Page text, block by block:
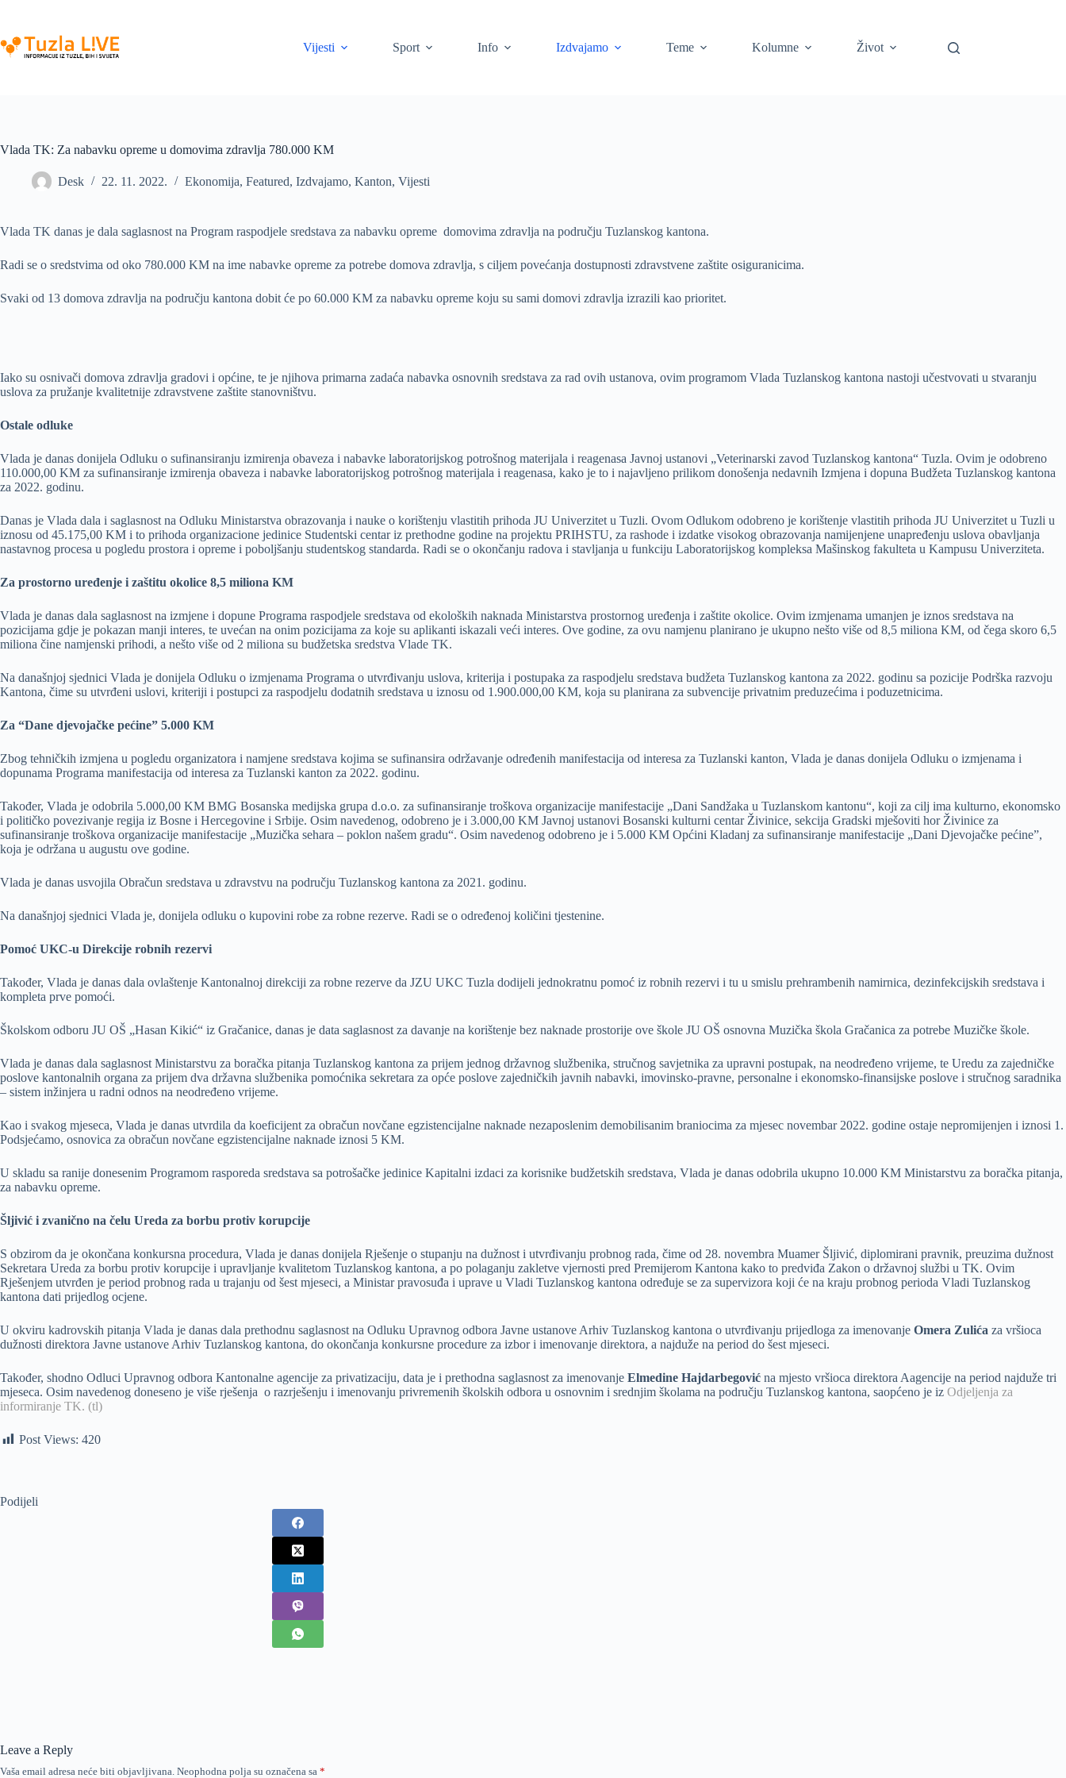
content
Vijesti
Sport Info Izdvajamo Teme Kolumne Život
Vlada TK: Za nabavku opreme u domovima zdravlja 780.000 KM
Desk 22. 11. 2022. Ekonomija, Featured, Izdvajamo, Kanton, Vijesti
Vlada TK danas je dala saglasnost na Program raspodjele sredstava za nabavku opreme domovima zdravlja na području Tuzlanskog kantona.
Radi se o sredstvima od oko 780.000 KM na ime nabavke opreme za potrebe domova zdravlja, s ciljem povećanja dostupnosti zdravstvene zaštite osiguranicima.
Svaki od 13 domova zdravlja na području kantona dobit će po 60.000 KM za nabavku opreme koju su sami domovi zdravlja izrazili kao prioritet.
Iako su osnivači domova zdravlja gradovi i općine, te je njihova primarna zadaća nabavka osnovnih sredstava za rad ovih ustanova, ovim programom Vlada Tuzlanskog kantona nastoji učestvovati u stvaranju
uslova za pružanje kvalitetnije zdravstvene zaštite stanovništvu.
Ostale odluke
Vlada je danas donijela Odluku o sufinansiranju izmirenja obaveza i nabavke laboratorijskog potrošnog materijala i reagenasa Javnoj ustanovi „Veterinarski zavod Tuzlanskog kantona“ Tuzla. Ovim je odobreno
110.000,00 KM za sufinansiranje izmirenja obaveza i nabavke laboratorijskog potrošnog materijala i reagenasa, kako je to i najavljeno prilikom donošenja nedavnih Izmjena i dopuna Budžeta Tuzlanskog kantona
za 2022. godinu.
Danas je Vlada dala i saglasnost na Odluku Ministarstva obrazovanja i nauke o korištenju vlastitih prihoda JU Univerzitet u Tuzli. Ovom Odlukom odobreno je korištenje vlastitih prihoda JU Univerzitet u Tuzli u
iznosu od 45.175,00 KM i to prihoda organizacione jedinice Studentski centar iz prethodne godine na projektu PRIHSTU, za rashode i izdatke visokog obrazovanja namijenjene unapređenju uslova obavljanja
nastavnog procesa u pogledu prostora i opreme i poboljšanju studentskog standarda. Radi se o okončanju radova i stavljanja u funkciju Laboratorijskog kompleksa Mašinskog fakulteta u Kampusu Univerziteta.
Za prostorno uređenje i zaštitu okolice 8,5 miliona KM
Vlada je danas dala saglasnost na izmjene i dopune Programa raspodjele sredstava od ekoloških naknada Ministarstva prostornog uređenja i zaštite okolice. Ovim izmjenama umanjen je iznos sredstava na
pozicijama gdje je pokazan manji interes, te uvećan na onim pozicijama za koje su aplikanti iskazali veći interes. Ove godine, za ovu namjenu planirano je ukupno nešto više od 8,5 miliona KM, od čega skoro 6,5
miliona čine namjenski prihodi, a nešto više od 2 miliona su budžetska sredstva Vlade TK.
Na današnjoj sjednici Vlada je donijela Odluku o izmjenama Programa o utvrđivanju uslova, kriterija i postupaka za raspodjelu sredstava budžeta Tuzlanskog kantona za 2022. godinu sa pozicije Podrška razvoju
Kantona, čime su utvrđeni uslovi, kriteriji i postupci za raspodjelu dodatnih sredstava u iznosu od 1.900.000,00 KM, koja su planirana za subvencije privatnim preduzećima i poduzetnicima.
Za “Dane djevojačke pećine” 5.000 KM
Zbog tehničkih izmjena u pogledu organizatora i namjene sredstava kojima se sufinansira održavanje određenih manifestacija od interesa za Tuzlanski kanton, Vlada je danas donijela Odluku o izmjenama i
dopunama Programa manifestacija od interesa za Tuzlanski kanton za 2022. godinu.
Također, Vlada je odobrila 5.000,00 KM BMG Bosanska medijska grupa d.o.o. za sufinansiranje troškova organizacije manifestacije „Dani Sandžaka u Tuzlanskom kantonu“, koji za cilj ima kulturno, ekonomsko
i političko povezivanje regija iz Bosne i Hercegovine i Srbije. Osim navedenog, odobreno je i 3.000,00 KM Javnoj ustanovi Bosanski kulturni centar Živinice, sekcija Gradski mješoviti hor Živinice za
sufinansiranje troškova organizacije manifestacije „Muzička sehara – poklon našem gradu“. Osim navedenog odobreno je i 5.000 KM Općini Kladanj za sufinansiranje manifestacije „Dani Djevojačke pećine”,
koja je održana u augustu ove godine.
Vlada je danas usvojila Obračun sredstava u zdravstvu na području Tuzlanskog kantona za 2021. godinu.
Na današnjoj sjednici Vlada je, donijela odluku o kupovini robe za robne rezerve. Radi se o određenoj količini tjestenine.
Pomoć UKC-u Direkcije robnih rezervi
Također, Vlada je danas dala ovlaštenje Kantonalnoj direkciji za robne rezerve da JZU UKC Tuzla dodijeli jednokratnu pomoć iz robnih rezervi i tu u smislu prehrambenih namirnica, dezinfekcijskih sredstava i
kompleta prve pomoći.
Školskom odboru JU OŠ „Hasan Kikić“ iz Gračanice, danas je data saglasnost za davanje na korištenje bez naknade prostorije ove škole JU OŠ osnovna Muzička škola Gračanica za potrebe Muzičke škole.
Vlada je danas dala saglasnost Ministarstvu za boračka pitanja Tuzlanskog kantona za prijem jednog državnog službenika, stručnog savjetnika za upravni postupak, na neodređeno vrijeme, te Uredu za zajedničke
poslove kantonalnih organa za prijem dva državna službenika pomoćnika sekretara za opće poslove zajedničkih javnih nabavki, imovinsko-pravne, personalne i ekonomsko-finansijske poslove i stručnog saradnika
– sistem inžinjera u radni odnos na neodređeno vrijeme.
Kao i svakog mjeseca, Vlada je danas utvrdila da koeficijent za obračun novčane egzistencijalne naknade nezaposlenim demobilisanim braniocima za mjesec novembar 2022. godine ostaje nepromijenjen i iznosi 1.
Podsjećamo, osnovica za obračun novčane egzistencijalne naknade iznosi 5 KM.
U skladu sa ranije donesenim Programom rasporeda sredstava sa potrošačke jedinice Kapitalni izdaci za korisnike budžetskih sredstava, Vlada je danas odobrila ukupno 10.000 KM Ministarstvu za boračka pitanja,
za nabavku opreme.
Šljivić i zvanično na čelu Ureda za borbu protiv korupcije
S obzirom da je okončana konkursna procedura, Vlada je danas donijela Rješenje o stupanju na dužnost i utvrđivanju probnog rada, čime od 28. novembra Muamer Šljivić, diplomirani pravnik, preuzima dužnost
Sekretara Ureda za borbu protiv korupcije i upravljanje kvalitetom Tuzlanskog kantona, a po polaganju zakletve vjernosti pred Premijerom Kantona kako to predviđa Zakon o državnoj službi u TK. Ovim
Rješenjem utvrđen je period probnog rada u trajanju od šest mjeseci, a Ministar pravosuđa i uprave u Vladi Tuzlanskog kantona određuje se za supervizora koji će na kraju probnog perioda Vladi Tuzlanskog
kantona dati prijedlog ocjene.
U okviru kadrovskih pitanja Vlada je danas dala prethodnu saglasnost na Odluku Upravnog odbora Javne ustanove Arhiv Tuzlanskog kantona o utvrđivanju prijedloga za imenovanje Omera Zulića za vršioca
dužnosti direktora Javne ustanove Arhiv Tuzlanskog kantona, do okončanja konkursne procedure za izbor i imenovanje direktora, a najduže na period do šest mjeseci.
Također, shodno Odluci Upravnog odbora Kantonalne agencije za privatizaciju, data je i prethodna saglasnost za imenovanje Elmedine Hajdarbegović na mjesto vršioca direktora Aagencije na period najduže tri
mjeseca. Osim navedenog doneseno je više rješenja o razrješenju i imenovanju privremenih školskih odbora u osnovnim i srednjim školama na području Tuzlanskog kantona, saopćeno je iz Odjeljenja za
informiranje TK. (tl)
Post Views: 420
Podijeli
Leave a Reply
Vaša email adresa neće biti objavljivana. Neophodna polja su označena sa *